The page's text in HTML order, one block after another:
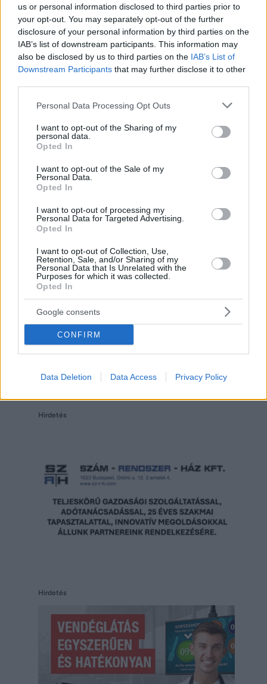
us or personal information disclosed to third parties prior to
your opt-out. You may separately opt-out of the further
disclosure of your personal information by third parties on the
IAB’s list of downstream participants. This information may
also be disclosed by us to third parties on the IAB’s List of
Downstream Participants that may further disclose it to other
Please note that this website/app uses one or more Google
not limited to your visit or usage behaviour. You may click to
grant or deny consent to Google and its third-party tags to
use your data for below specified purposes in below Google
consent section.
Personal Data Processing Opt Outs
I want to opt-out of the Sharing of my
personal data.
Opted In
I want to opt-out of the Sale of my
Personal Data.
Opted In
I want to opt-out of processing my
Personal Data for Targeted Advertising.
Opted In
I want to opt-out of Collection, Use,
Retention, Sale, and/or Sharing of my
Personal Data that Is Unrelated with the
Purposes for which it was collected.
Opted In
Google consents
CONFIRM
Data Deletion Data Access Privacy Policy
Hirdetés
Hirdetés
Hirdetés